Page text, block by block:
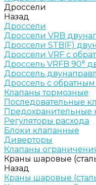
Дроссели
Назад
Дроссели
Дроссели VRB
Дроссели STB(F)
Дроссели VRF с
Дроссель VRFB 90°
Дроссель
Дроссель с обратным
Клапаны тормозные
Последовательные
Предохранительные
Регуляторы расхода
Блоки клапанные
Диверторы
Клапаны
Краны шаровые
Назад
Краны шаровые